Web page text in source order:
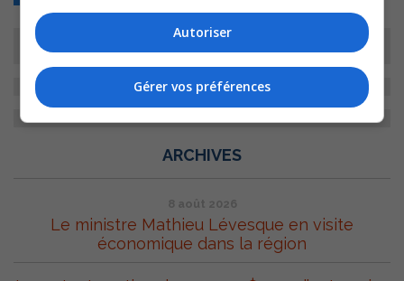
ARCHIVES
8 août 2026
Le ministre Mathieu Lévesque en visite
économique dans la région
Autoriser
Gérer vos préférences